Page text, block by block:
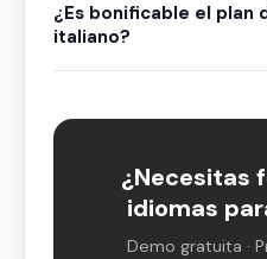
¿Es bonificable el plan
italiano?
¿Necesitas
idiomas
Demo gratuita ·